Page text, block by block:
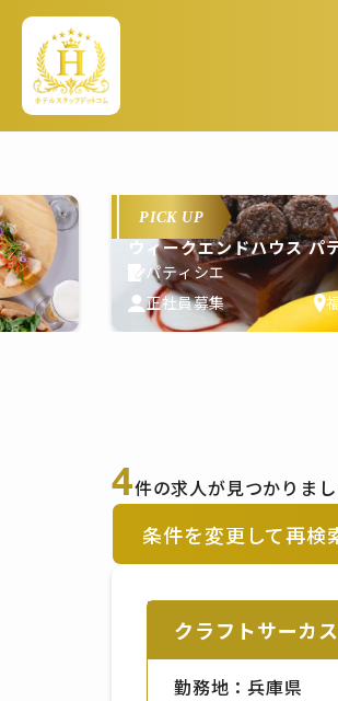
PICK UP
ウィークエンドハウス パ
パティシエ
正社員募集
4件の求人が見つかりまし
条件を変更して再検
クラフトサーカ
勤務地：兵庫県